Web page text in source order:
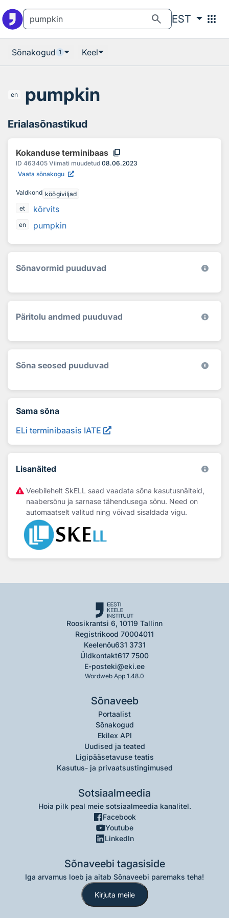
search EST apps
Sõnakogud 1 Keel
en pumpkin
Erialasõnastikud
Kokanduse terminibaas content_copy
ID 463405 Viimati muudetud 08.06.2023
Vaata sõnakogu
Valdkond köögiviljad
et
kõrvits
en pumpkin
Sõnavormid puuduvad
Päritolu andmed puuduvad
Sõna seosed puuduvad
Sama sõna
ELi terminibaasis IATE
Lisanäited
Veebilehelt SkELL saad vaadata sõna kasutusnäiteid,
naabersõnu ja sarnase tähendusega sõnu. Need on
automaatselt valitud ning võivad sisaldada vigu.
Roosikrantsi 6, 10119 Tallinn
Registrikood 70004011
Keelenõu631 3731
Üldkontakt617 7500
E-posteki@eki.ee
Wordweb App 1.48.0
Sõnaveeb
Portaalist
Sõnakogud
Ekilex API
Uudised ja teated
Ligipääsetavuse teatis
Kasutus- ja privaatsustingimused
Sotsiaalmeedia
Hoia pilk peal meie sotsiaalmeedia kanalitel.
Facebook
Youtube
LinkedIn
Sõnaveebi tagasiside
Iga arvamus loeb ja aitab Sõnaveebi paremaks teha!
Kirjuta meile